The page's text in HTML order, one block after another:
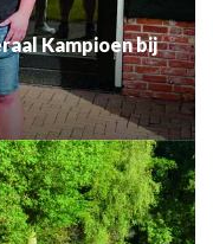
Kampioen bij